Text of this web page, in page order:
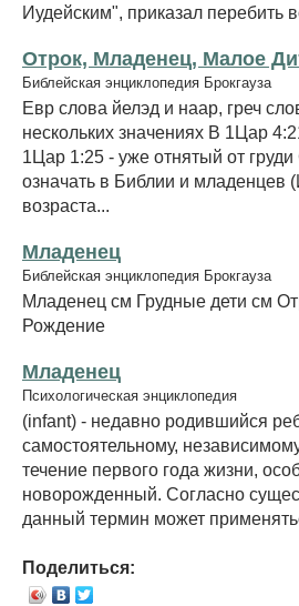
Иудейским", приказал перебить
Отрок, Младенец, Малое
Библейская энциклопедия Брокгауза
Евр слова йелэд и наар, греч
нескольких значениях В 1Цар
1Цар 1:25 - уже отнятый от
означать в Библии и младенцев
возраста...
Младенец
Библейская энциклопедия Брокгауза
Младенец см Грудные дети см
Рождение
Младенец
Психологическая энциклопедия
(infant) - недавно родившийся
самостоятельному,
течение первого года жизни,
новорожденный. Согласно
данный термин может
Поделиться: